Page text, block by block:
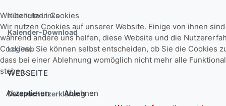
Nützliche Links
Kalender-Download
Logineo
WEBSEITE
Datenschutzerklärung
Wir benutzen Cookies
Wir nutzen Cookies auf unserer Website. Einige von ihnen
während andere uns helfen, diese Website und die
Cookies). Sie können selbst entscheiden, ob Sie die Cookies
dass bei einer Ablehnung womöglich nicht mehr alle
stehen.
Akzeptieren
Ablehnen